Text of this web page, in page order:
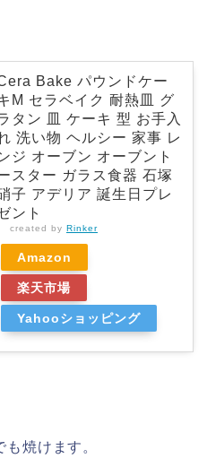
Bake パウンドケー
M セラベイク 耐熱皿 グ
タン 皿 ケーキ 型 お手入
洗い物 ヘルシー 家事 レ
ジ オーブン オーブント
スター ガラス食器 石塚
子 アデリア 誕生日プレ
ント
created by Rinker
Amazon
楽天市場
Yahooショッピング
焼けます。